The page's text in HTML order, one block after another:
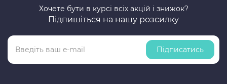
Хочете бути в курсі всіх акцій і знижок?
Підпишіться на нашу розсилку
Підписатись